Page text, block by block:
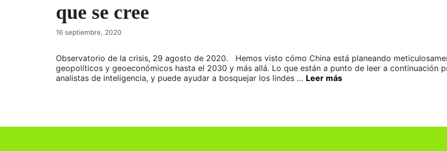
que se cree
16 septiembre, 2020
Observatorio de la crisis, 29 agosto de 2020. Hemos visto cómo China está planeando
geopolíticos y geoeconómicos hasta el 2030 y más allá. Lo que están a punto de leer a continuación
analistas de inteligencia, y puede ayudar a bosquejar los lindes … Leer más